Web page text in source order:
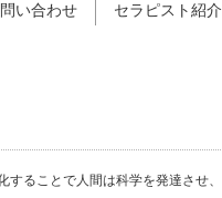
い合わせ セラピスト紹介
ることで人間は科学を発達させ、